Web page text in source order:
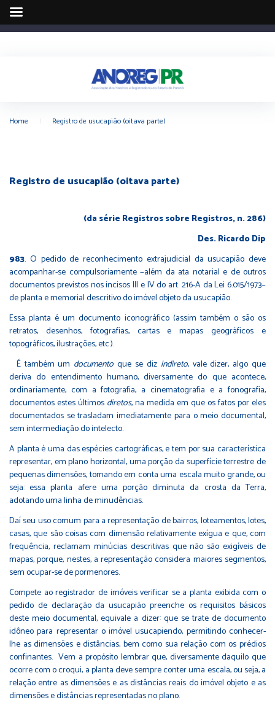
Home Registro de usucapião (oitava parte)
Registro de usucapião (oitava parte)
(da série Registros sobre Registros, n. 286)
Des. Ricardo Dip
983. O pedido de reconhecimento extrajudicial da usucapião deve
acompanhar-se compulsoriamente −além da ata notarial e de outros
documentos previstos nos incisos III e IV do art. 216-A da Lei 6.015/1973−
de planta e memorial descritivo do imóvel objeto da usucapião.
Essa planta é um documento iconográfico (assim também o são os
retratos, desenhos, fotografias, cartas e mapas geográficos e
topográficos, ilustrações, etc.).
É também um documento que se dizindireto, vale dizer, algo que
deriva do entendimento humano, diversamente do que acontece,
ordinariamente, com a fotografia, a cinematografia e a fonografia,
documentos estes últimos diretos, na medida em que os fatos por eles
documentados se trasladam imediatamente para o meio documental,
sem intermediação do intelecto.
A planta é uma das espécies cartográficas, e tem por sua característica
representar, em plano horizontal, uma porção da superfície terrestre de
pequenas dimensões, tomando em conta uma escala muito grande, ou
seja: essa planta afere uma porção diminuta da crosta da Terra,
adotando uma linha de minudências.
Daí seu uso comum para a representação de bairros, loteamentos, lotes,
casas, que são coisas com dimensão relativamente exígua e que, com
frequência, reclamam minúcias descritivas que não são exigíveis de
mapas, porque, nestes, a representação considera maiores segmentos,
sem ocupar-se de pormenores.
Compete ao registrador de imóveis verificar se a planta exibida com o
pedido de declaração da usucapião preenche os requisitos básicos
deste meio documental, equivale a dizer: que se trate de documento
idôneo para representar o imóvel usucapiendo, permitindo conhecer-
lhe as dimensões e distâncias, bem como sua relação com os prédios
confinantes. Vem a propósito lembrar que, diversamente daquilo que
ocorre com o croqui, a planta deve sempre conter uma escala, ou seja, a
relação entre as dimensões e as distâncias reais do imóvel objeto e as
dimensões e distâncias representadas no plano.